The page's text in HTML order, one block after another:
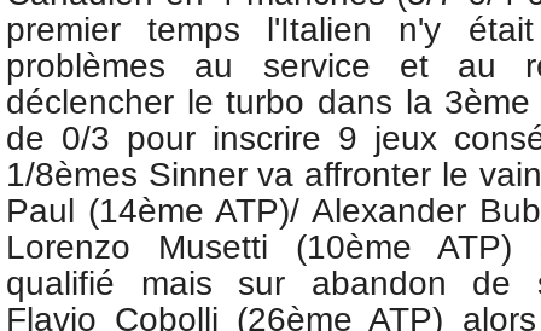
premier temps l'Italien n'y
problèmes au service et au
déclencher le turbo dans la
de 0/3 pour inscrire 9 jeux
1/8èmes Sinner va affronter le
Paul (14ème ATP)/ Alexander
Lorenzo Musetti (10ème ATP)
qualifié mais sur abandon de
Flavio Cobolli (26ème ATP)